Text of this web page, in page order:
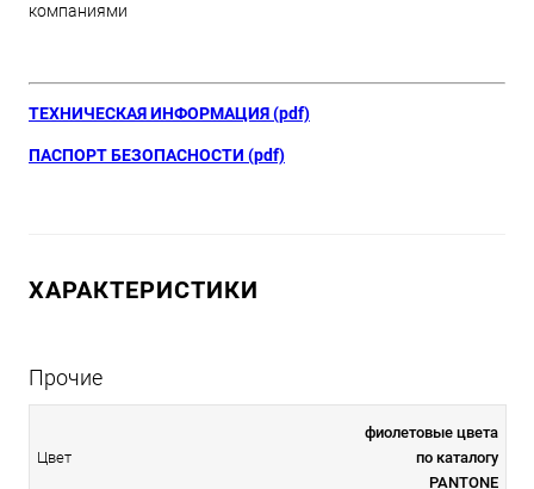
компаниями
ТЕХНИЧЕСКАЯ ИНФОРМАЦИЯ (pdf)
ПАСПОРТ БЕЗОПАСНОСТИ (pdf)
ХАРАКТЕРИСТИКИ
Прочие
Цвет
фиолетовые цвета
по каталогу
PANTONE